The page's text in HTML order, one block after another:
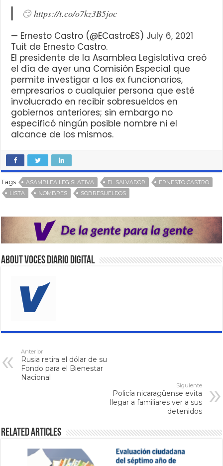
😏https://t.co/o7kz3B5joc
— Ernesto Castro (@ECastroES) July 6, 2021
Tuit de Ernesto Castro.
El presidente de la Asamblea Legislativa creó
el día de ayer una Comisión Especial que
permite investigar a los ex funcionarios,
empresarios o cualquier persona que esté
involucrado en recibir sobresueldos en
gobiernos anteriores; sin embargo no
especificó ningún posible nombre ni el
alcance de los mismos.
Tags ASAMBLEA LEGISLATIVA EL SALVADOR
ERNESTO CASTRO
LISTA
NOMBRES SOBRESUELDOS
About VOCES Diario digital
Anterior
Rusia retira el dólar de su
Fondo para el Bienestar
Nacional
Siguiente
Policía nicaragüense evita
llegar a familiares ver a sus
detenidos
Related Articles